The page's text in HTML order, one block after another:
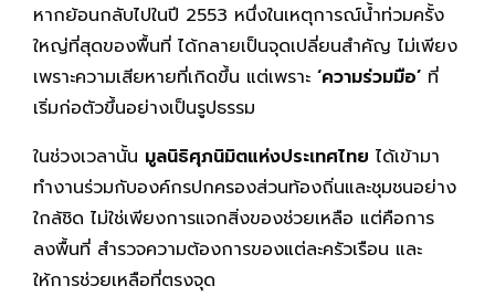
หากย้อนกลับไปในปี 2553 หนึ่งในเหตุการณ์น้ำท่วมครั้ง
ใหญ่ที่สุดของพื้นที่ ได้กลายเป็นจุดเปลี่ยนสำคัญ ไม่เพียง
เพราะความเสียหายที่เกิดขึ้น แต่เพราะ ‘ความร่วมมือ’ ที่
เริ่มก่อตัวขึ้นอย่างเป็นรูปธรรม
ในช่วงเวลานั้น มูลนิธิศุภนิมิตแห่งประเทศไทย ได้เข้ามา
ทำงานร่วมกับองค์กรปกครองส่วนท้องถิ่นและชุมชนอย่าง
ใกล้ชิด ไม่ใช่เพียงการแจกสิ่งของช่วยเหลือ แต่คือการ
ลงพื้นที่ สำรวจความต้องการของแต่ละครัวเรือน และ
ให้การช่วยเหลือที่ตรงจุด